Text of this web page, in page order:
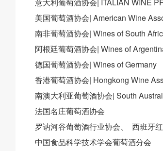
美国葡萄酒协会| American Wine
南非葡萄酒协会| Wines of South
阿根廷葡萄酒协会| Wines of
德国葡萄酒协会| Wines of Germany
香港葡萄酒协会| Hongkong Wine
南澳大利亚葡萄酒协会| South
法国名庄葡萄酒协会
罗讷河谷葡萄酒行业协会、 西班牙
中国食品科学技术学会葡萄酒分会